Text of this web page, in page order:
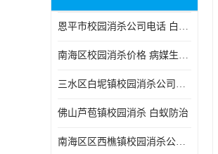
恩平市校园消杀公司电话 白蚁工程
南海区校园消杀价格 病媒生物防治
三水区白坭镇校园消杀公司电话 消杀记录表
佛山芦苞镇校园消杀 白蚁防治
南海区区西樵镇校园消杀公司 害虫防治